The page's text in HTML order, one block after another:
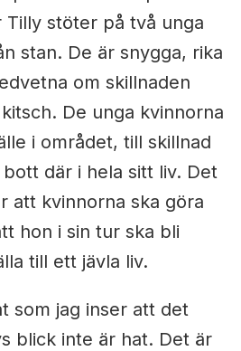
Tilly stöter på två unga
stan. De är snygga, rika
om skillnaden
De unga kvinnorna
i området, till skillnad
där i hela sitt liv. Det
att kvinnorna ska göra
hon i sin tur ska bli
till ett jävla liv.
som jag inser att det
blick inte är hat. Det är